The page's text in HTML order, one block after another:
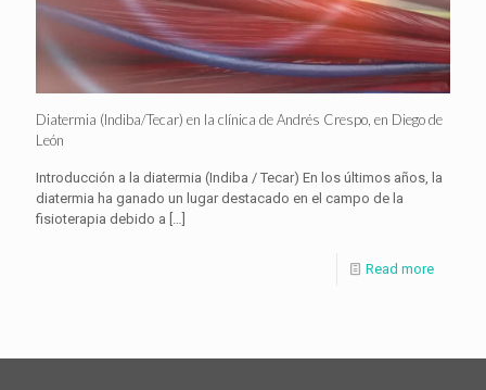
Diatermia (Indiba/Tecar) en la clínica de Andrés Crespo, en Diego de
León
Introducción a la diatermia (Indiba / Tecar) En los últimos años, la
diatermia ha ganado un lugar destacado en el campo de la
fisioterapia debido a […]
Read more